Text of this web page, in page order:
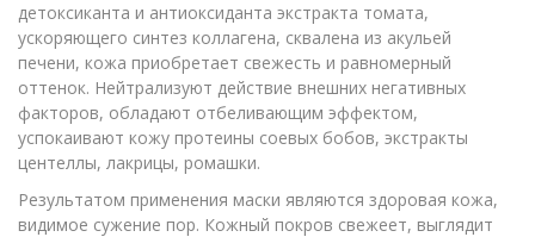
детоксиканта и антиоксиданта экстракта томата,
ускоряющего синтез коллагена, сквалена из акульей
печени, кожа приобретает свежесть и равномерный
оттенок. Нейтрализуют действие внешних негативных
факторов, обладают отбеливающим эффектом,
успокаивают кожу протеины соевых бобов, экстракты
центеллы, лакрицы, ромашки.
Результатом применения маски являются здоровая кожа,
видимое сужение пор. Кожный покров свежеет, выглядит